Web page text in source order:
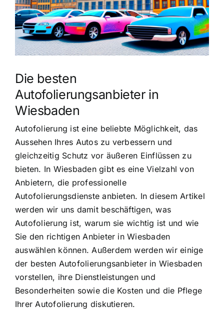
Die besten
Autofolierungsanbieter in
Wiesbaden
Autofolierung ist eine beliebte Möglichkeit, das
Aussehen Ihres Autos zu verbessern und
gleichzeitig Schutz vor äußeren Einflüssen zu
bieten. In Wiesbaden gibt es eine Vielzahl von
Anbietern, die professionelle
Autofolierungsdienste anbieten. In diesem Artikel
werden wir uns damit beschäftigen, was
Autofolierung ist, warum sie wichtig ist und wie
Sie den richtigen Anbieter in Wiesbaden
auswählen können. Außerdem werden wir einige
der besten Autofolierungsanbieter in Wiesbaden
vorstellen, ihre Dienstleistungen und
Besonderheiten sowie die Kosten und die Pflege
Ihrer Autofolierung diskutieren.